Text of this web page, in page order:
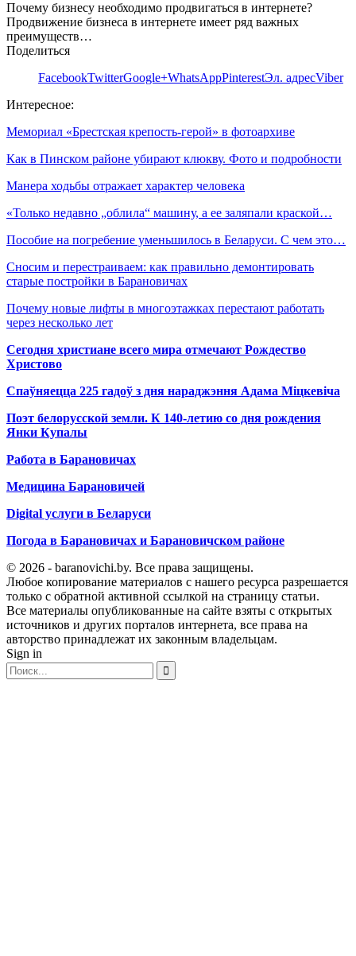
Почему бизнесу необходимо продвигаться в интернете?
Продвижение бизнеса в интернете имеет ряд важных
преимуществ…
Поделиться
FacebookTwitterGoogle+WhatsAppPinterestЭл. адресViber
Интересное:
Мемориал «Брестская крепость-герой» в фотоархиве
Как в Пинском районе убирают клюкву. Фото и подробности
Манера ходьбы отражает характер человека
«Только недавно „облила“ машину, а ее заляпали краской…
Пособие на погребение уменьшилось в Беларуси. С чем это…
Сносим и перестраиваем: как правильно демонтировать
старые постройки в Барановичах
Почему новые лифты в многоэтажках перестают работать
через несколько лет
Сегодня христиане всего мира отмечают Рождество
Христово
Спаўняецца 225 гадоў з дня нараджэння Адама Міцкевіча
Поэт белорусской земли. К 140-летию со дня рождения
Янки Купалы
Работа в Барановичах
Медицина Барановичей
Digital услуги в Беларуси
Погода в Барановичах и Барановичском районе
© 2026 - baranovichi.by. Все права защищены.
Любое копирование материалов с нашего ресурса разрешается
только с обратной активной ссылкой на страницу статьи.
Все материалы опубликованные на сайте взяты с открытых
источников и других порталов интернета, все права на
авторство принадлежат их законным владельцам.
Sign in